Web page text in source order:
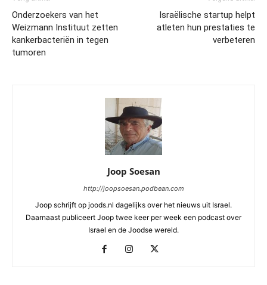
Onderzoekers van het
Weizmann Instituut zetten
kankerbacteriën in tegen
tumoren
Israëlische startup helpt
atleten hun prestaties te
verbeteren
Joop Soesan
http://joopsoesan.podbean.com
Joop schrijft op joods.nl dagelijks over het nieuws uit Israel.
Daarnaast publiceert Joop twee keer per week een podcast over
Israel en de Joodse wereld.